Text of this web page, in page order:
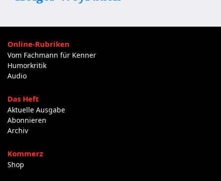
Online-Rubriken
Vom Fachmann für Kenner
Humorkritik
Audio
Das Heft
Aktuelle Ausgabe
Abonnieren
Archiv
Kommerz
Shop